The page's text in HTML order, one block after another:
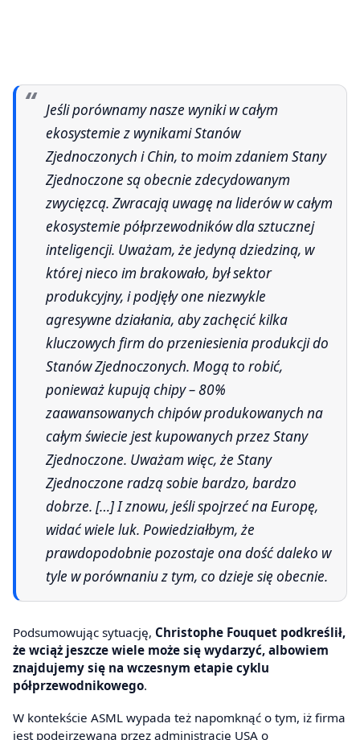
Jeśli porównamy nasze wyniki w całym
ekosystemie z wynikami Stanów
Zjednoczonych i Chin, to moim zdaniem Stany
Zjednoczone są obecnie zdecydowanym
zwycięzcą. Zwracają uwagę na liderów w całym
ekosystemie półprzewodników dla sztucznej
inteligencji. Uważam, że jedyną dziedziną, w
której nieco im brakowało, był sektor
produkcyjny, i podjęły one niezwykle
agresywne działania, aby zachęcić kilka
kluczowych firm do przeniesienia produkcji do
Stanów Zjednoczonych. Mogą to robić,
ponieważ kupują chipy – 80%
zaawansowanych chipów produkowanych na
całym świecie jest kupowanych przez Stany
Zjednoczone. Uważam więc, że Stany
Zjednoczone radzą sobie bardzo, bardzo
dobrze. […] I znowu, jeśli spojrzeć na Europę,
widać wiele luk. Powiedziałbym, że
prawdopodobnie pozostaje ona dość daleko w
tyle w porównaniu z tym, co dzieje się obecnie.
Podsumowując sytuację, Christophe Fouquet podkreślił,
że wciąż jeszcze wiele może się wydarzyć, albowiem
znajdujemy się na wczesnym etapie cyklu
półprzewodnikowego.
W kontekście ASML wypada też napomknąć o tym, iż firma
jest podejrzewana przez administrację USA o